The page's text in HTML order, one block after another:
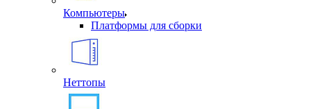
Компьютеры
Платформы для сборки
Неттопы